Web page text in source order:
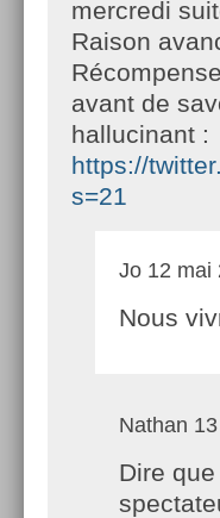
mercredi
Raison
avant de
hallucinant :
https://
s=21
Jo 12 mai
Nous
Nathan
Dire